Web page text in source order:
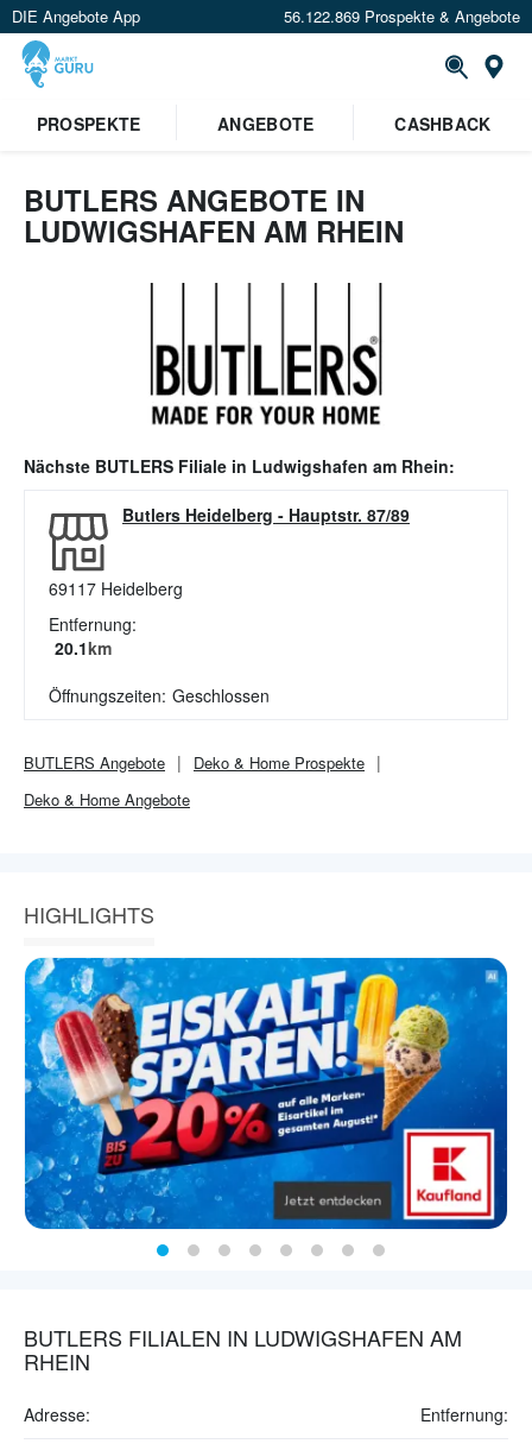
DIE Angebote App 56.122.869 Prospekte & Angebote
PROSPEKTE
ANGEBOTE CASHBACK
BUTLERS ANGEBOTE IN
LUDWIGSHAFEN AM RHEIN
Nächste BUTLERS Filiale in Ludwigshafen am Rhein:
Butlers Heidelberg - Hauptstr. 87/89
69117 Heidelberg
Entfernung:
20.1km
Öffnungszeiten: Geschlossen
BUTLERS Angebote Deko & Home Prospekte
Deko & Home Angebote
HIGHLIGHTS
BUTLERS FILIALEN IN LUDWIGSHAFEN AM
RHEIN
Adresse: Entfernung: